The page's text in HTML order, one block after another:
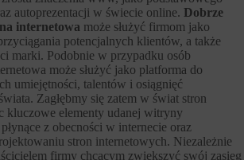
autoprezentacji w świecie online. Dobrze
internetowa może służyć firmom jako
potencjalnych klientów, a także
marki. Podobnie w przypadku osób
może służyć jako platforma do
umiejętności, talentów i osiągnięć
Zagłębmy się zatem w świat stron
kluczowe elementy udanej witryny
z obecności w internecie oraz
stron internetowych. Niezależnie
firmy chcącym zwiększyć swój zasięg